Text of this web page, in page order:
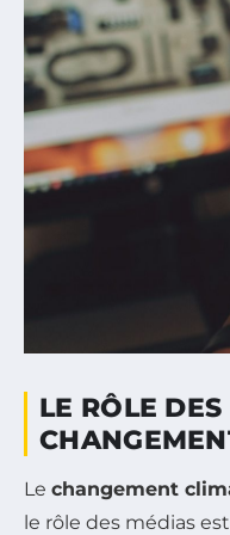
LE RÔLE
Le changement
le rôle des médias